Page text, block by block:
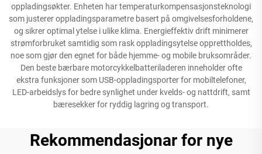
oppladingsøkter. Enheten har temperaturkompensasjonsteknologi
som justerer oppladingsparametre basert på omgivelsesforholdene,
og sikrer optimal ytelse i ulike klima. Energieffektiv drift minimerer
strømforbruket samtidig som rask oppladingsytelse opprettholdes,
noe som gjør den egnet for både hjemme- og mobile bruksområder.
Den beste bærbare motorcykkelbatteriladeren inneholder ofte
ekstra funksjoner som USB-oppladingsporter for mobiltelefoner,
LED-arbeidslys for bedre synlighet under kvelds- og nattdrift, samt
bæresekker for ryddig lagring og transport.
Rekommendasjonar for nye